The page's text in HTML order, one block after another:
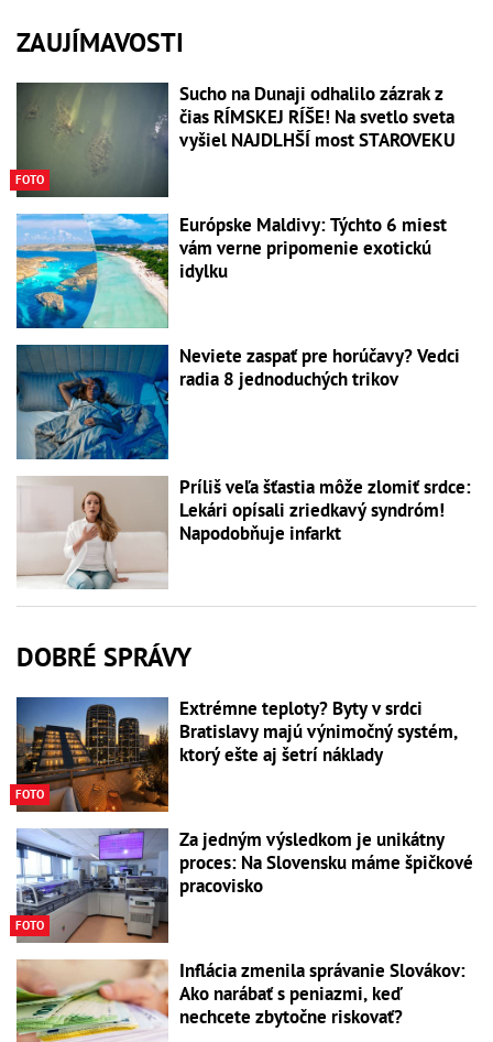
ZAUJÍMAVOSTI
FOTO
Sucho na Dunaji odhalilo zázrak z
čias RÍMSKEJ RÍŠE! Na svetlo sveta
vyšiel NAJDLHŠÍ most STAROVEKU
Európske Maldivy: Týchto 6 miest
vám verne pripomenie exotickú
idylku
Neviete zaspať pre horúčavy? Vedci
radia 8 jednoduchých trikov
Príliš veľa šťastia môže zlomiť srdce:
Lekári opísali zriedkavý syndróm!
Napodobňuje infarkt
DOBRÉ SPRÁVY
FOTO
Extrémne teploty? Byty v srdci
Bratislavy majú výnimočný systém,
ktorý ešte aj šetrí náklady
FOTO
Za jedným výsledkom je unikátny
proces: Na Slovensku máme špičkové
pracovisko
Inflácia zmenila správanie Slovákov:
Ako narábať s peniazmi, keď
nechcete zbytočne riskovať?